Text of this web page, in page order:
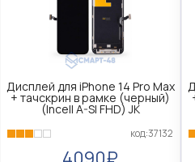
Дисплей для iPhone 14 Pro Max
+ тачскрин в рамке (черный)
(Incell A-SI FHD) JK
код:37132